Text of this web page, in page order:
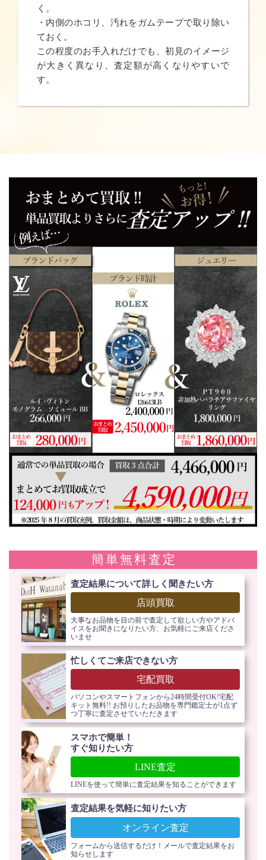
く。
・内側のホコリ、汚れをガムテープで取り除い
ておく。
この程度のお手入れだけでも、初見のイメージ
が大きく異なり、査定額が高くなりやすいで
す。
簡単無料査定
査定結果について詳しく聞きたい方
店頭買取
大事なお品物を目の前で査定して欲しい方やアドバ
イスをお聞きになりたい方、お気軽にご来店くださ
いませ
忙しくてご来店できない方
宅配買取
パソコンやスマートフォンから24時間受付OK!宅配
キット無料!! お預りしたお品物を専門鑑定士が1点ず
つ丁寧に査定させていただきます
スマホで簡単！
すぐ知りたい方
LINE査定
LINEを使って簡単に査定結果を知ることができます
査定結果を気軽に知りたい方
オンライン査定
フォームから送信するだけ！メールで査定結果をお
知らせします